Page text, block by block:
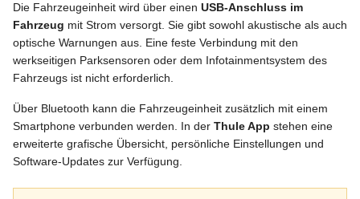
Die Fahrzeugeinheit wird über einen USB-Anschluss im
Fahrzeug mit Strom versorgt. Sie gibt sowohl akustische als auch
optische Warnungen aus. Eine feste Verbindung mit den
werkseitigen Parksensoren oder dem Infotainmentsystem des
Fahrzeugs ist nicht erforderlich.
Über Bluetooth kann die Fahrzeugeinheit zusätzlich mit einem
Smartphone verbunden werden. In der Thule App stehen eine
erweiterte grafische Übersicht, persönliche Einstellungen und
Software-Updates zur Verfügung.